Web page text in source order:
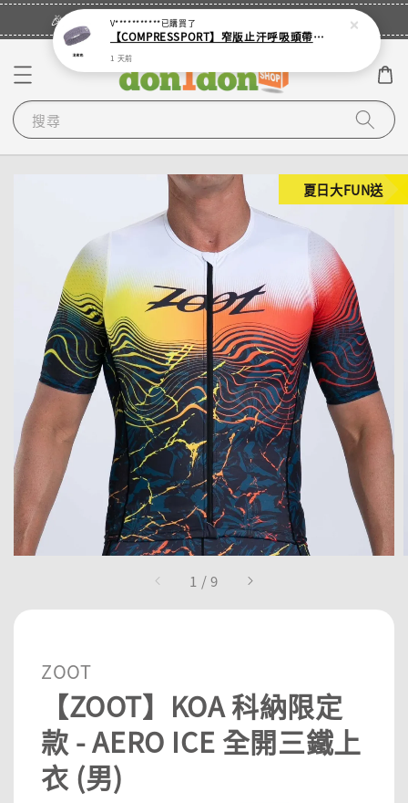
🎉登入會員・領取您的專屬折扣券！
搜尋
1 /9
夏日大FUN送
ZOOT
【ZOOT】KOA 科納限定
款 - AERO ICE 全開三鐵上
衣 (男)
V***********已購買了
【COMPRESSPORT】窄版止汗呼吸頭帶2.0_【零碼】
1 天前